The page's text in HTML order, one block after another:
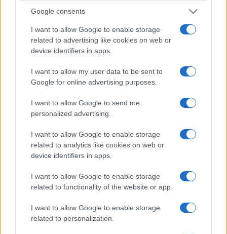
Google consents
I want to allow Google to enable storage
related to advertising like cookies on web or
device identifiers in apps.
I want to allow my user data to be sent to
Google for online advertising purposes.
I want to allow Google to send me
personalized advertising.
I want to allow Google to enable storage
related to analytics like cookies on web or
device identifiers in apps.
I want to allow Google to enable storage
related to functionality of the website or app.
I want to allow Google to enable storage
related to personalization.